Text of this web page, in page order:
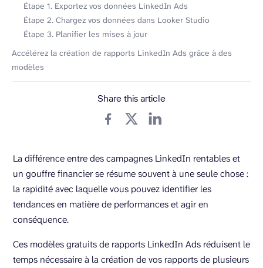
Étape 1. Exportez vos données LinkedIn Ads
Étape 2. Chargez vos données dans Looker Studio
Étape 3. Planifier les mises à jour
Accélérez la création de rapports LinkedIn Ads grâce à des
modèles
Share this article
La différence entre des campagnes LinkedIn rentables et
un gouffre financier se résume souvent à une seule chose :
la rapidité avec laquelle vous pouvez identifier les
tendances en matière de performances et agir en
conséquence.
Ces modèles gratuits de rapports LinkedIn Ads réduisent le
temps nécessaire à la création de vos rapports de plusieurs